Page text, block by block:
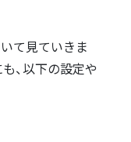
て見ていきま
、以下の設定や